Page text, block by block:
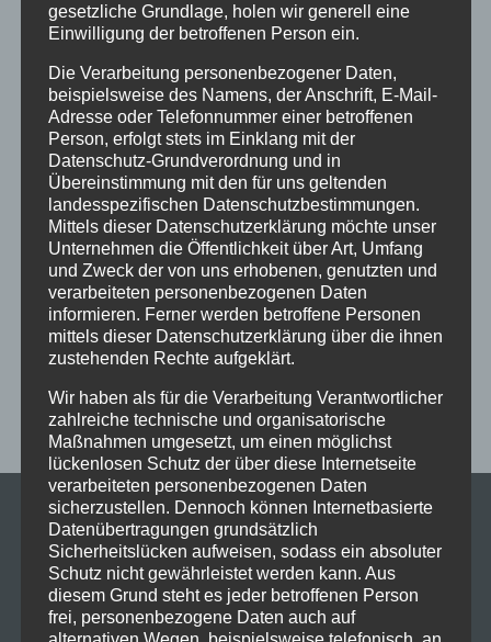
2023 2024 Allgäu Anfängerkurs
Boogie
Charity
cool Coronavirus
Dance
dancing
Deine Tanzschule Einsteigerkurs
Event
Ferien
Ferienprogramm Fitness
Fitnessprogramm
Fortgeschrittene
Gesellschaftstanz
Immenstadt
im Schloss
Jive Jugendliche online
Paartanz
Schaut hin!
Schloss Immenstadt
Silvester
Sommerferien
Streetdance tanzen
Tanzen lernen
Tanzkurs
Tanzpause Tanzschule
Tanzschulfamilie
Training
Weihnachten Workout
Workshop tanzen
Zumba Zumba Kurs Übungsabend
gesetzliche Grundlage, holen wir generell eine
Einwilligung der betroffenen Person ein.
Die Verarbeitung personenbezogener Daten,
beispielsweise des Namens, der Anschrift, E-Mail-
Adresse oder Telefonnummer einer betroffenen
Person, erfolgt stets im Einklang mit der
Datenschutz-Grundverordnung und in
Übereinstimmung mit den für uns geltenden
landesspezifischen Datenschutzbestimmungen.
Mittels dieser Datenschutzerklärung möchte unser
Unternehmen die Öffentlichkeit über Art, Umfang
und Zweck der von uns erhobenen, genutzten und
verarbeiteten personenbezogenen Daten
informieren. Ferner werden betroffene Personen
mittels dieser Datenschutzerklärung über die ihnen
zustehenden Rechte aufgeklärt.
Wir haben als für die Verarbeitung Verantwortlicher
zahlreiche technische und organisatorische
Maßnahmen umgesetzt, um einen möglichst
lückenlosen Schutz der über diese Internetseite
verarbeiteten personenbezogenen Daten
sicherzustellen. Dennoch können Internetbasierte
Datenübertragungen grundsätzlich
Sicherheitslücken aufweisen, sodass ein absoluter
Schutz nicht gewährleistet werden kann. Aus
diesem Grund steht es jeder betroffenen Person
frei, personenbezogene Daten auch auf